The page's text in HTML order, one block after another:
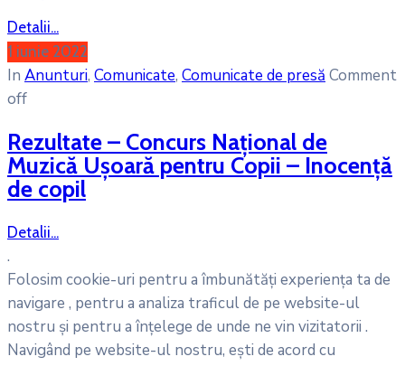
Detalii...
1 iunie 2022
In Anunturi‚ Comunicate‚ Comunicate de presă Comment
off
Rezultate – Concurs Naţional de
Muzică Uşoară pentru Copii – Inocenţă
de copil
Detalii...
.
Folosim cookie-uri pentru a îmbunătăți experiența ta de
navigare , pentru a analiza traficul de pe website-ul
nostru și pentru a înțelege de unde ne vin vizitatorii .
Navigând pe website-ul nostru, ești de acord cu